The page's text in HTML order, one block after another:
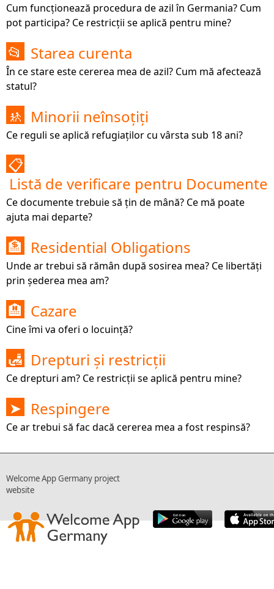
Cum funcționează procedura de azil în Germania? Cum
pot participa? Ce restricții se aplică pentru mine?
📂 Starea curenta
În ce stare este cererea mea de azil? Cum mă afectează
statul?
🚸 Minorii neînsoțiți
Ce reguli se aplică refugiaților cu vârsta sub 18 ani?
📋
Listă de verificare pentru Documente
Ce documente trebuie să țin de mână? Ce mă poate
ajuta mai departe?
🏦 Residential Obligations
Unde ar trebui să rămân după sosirea mea? Ce libertăți
prin șederea mea am?
🏨 Cazare
Cine îmi va oferi o locuință?
🛃 Drepturi și restricții
Ce drepturi am? Ce restricții se aplică pentru mine?
➤ Respingere
Ce ar trebui să fac dacă cererea mea a fost respinsă?
Welcome App Germany project
website